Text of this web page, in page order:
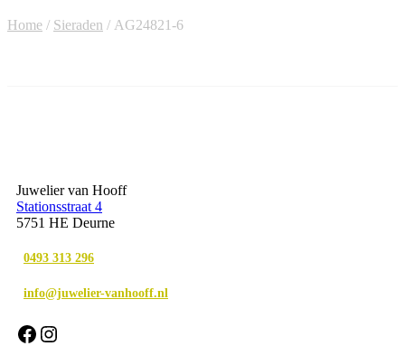
Home / Sieraden / AG24821-6
Juwelier van Hooff
Stationsstraat 4
5751 HE Deurne
0493 313 296
info@juwelier-vanhooff.nl
Facebook
Instagram